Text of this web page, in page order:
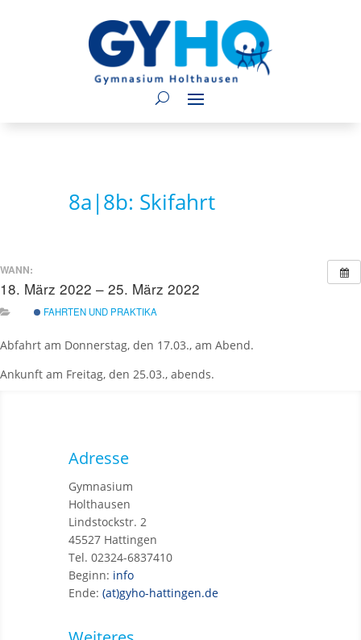
8a|8b: Skifahrt
WANN:
18. März 2022 – 25. März 2022
FAHRTEN UND PRAKTIKA
Abfahrt am Donnerstag, den 17.03., am Abend.
Ankunft am Freitag, den 25.03., abends.
Adresse
Gymnasium
Holthausen
Lindstockstr. 2
45527 Hattingen
Tel. 02324-6837410
Beginn: info
Ende: (at)gyho-hattingen.de